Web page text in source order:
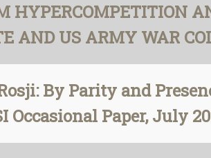
HYPERCOMPETITION
AND US ARMY WAR
By Parity and
Occasional Paper, July